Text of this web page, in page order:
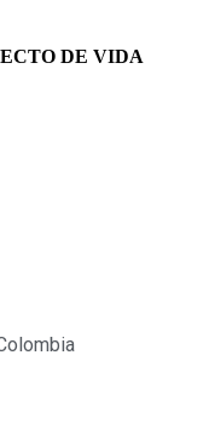
DE VIDA